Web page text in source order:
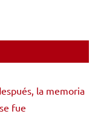
la memoria
fue